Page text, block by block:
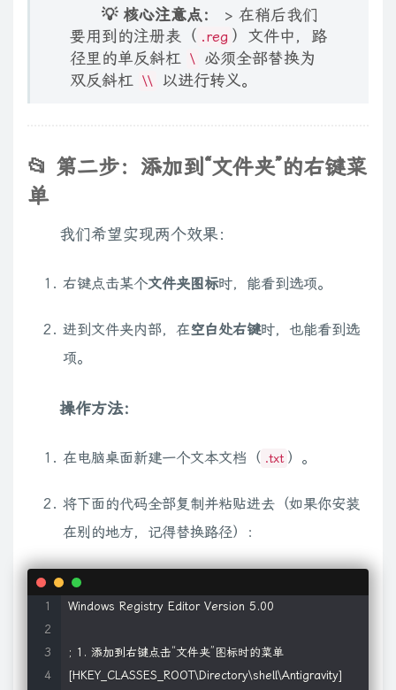
💡 核心注意点：
> 在稍后我们
要用到的注册表（ .reg ）文件中，路
径里的单反斜杠 \
必须全部替换为
双反斜杠 \\ 以进行转义。
📂 第二步：添加到“文件夹”的右键菜
单
我们希望实现两个效果：
右键点击某个文件夹图标时，能看到选项。
进到文件夹内部，在空白处右键时，也能看到选
项。
操作方法：
在电脑桌面新建一个文本文档（ .txt ）。
将下面的代码全部复制并粘贴进去（如果你安装
在别的地方，记得替换路径）：
Windows Registry Editor Version 5.00
; 1. 添加到右键点击“文件夹”图标时的菜单
[HKEY_CLASSES_ROOT\Directory\shell\Antigravity]